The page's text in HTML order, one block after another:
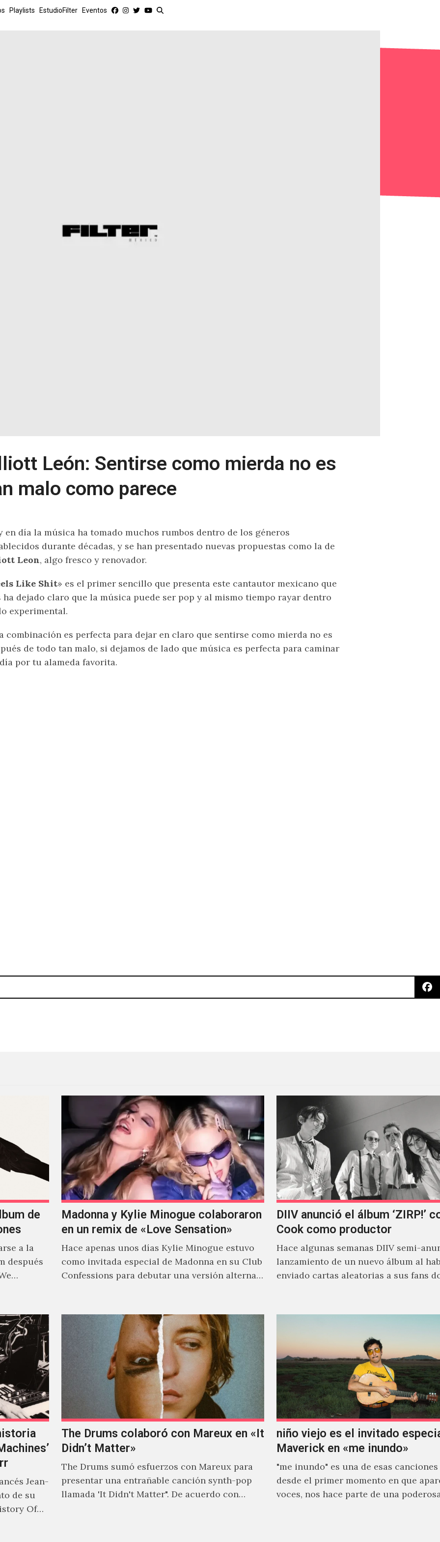
Playlists EstudioFilter Eventos
León: Sentirse como mierda no es
malo como parece
en día la música ha tomado muchos rumbos dentro de los géneros
durante décadas, y se han presentado nuevas propuestas como la de
Leon, algo fresco y renovador.
Like Shit» es el primer sencillo que presenta este cantautor mexicano que
ha dejado claro que la música puede ser pop y al mismo tiempo rayar dentro
experimental.
combinación es perfecta para dejar en claro que sentirse como mierda no es
de todo tan malo, si dejamos de lado que música es perfecta para caminar
por tu alameda favorita.
de
a la
después
Madonna y Kylie Minogue colaboraron
en un remix de «Love Sensation»
Hace apenas unos días Kylie Minogue estuvo
como invitada especial de Madonna en su Club
Confessions para debutar una versión alterna
DIIV anunció el álbum ‘ZIRP!’
Cook como productor
Hace algunas semanas DIIV semi-
lanzamiento de un nuevo álbum al
enviado cartas aleatorias a sus fans
Jean-
de su
Of
The Drums colaboró con Mareux en «It
Didn’t Matter»
The Drums sumó esfuerzos con Mareux para
presentar una entrañable canción synth-pop
llamada 'It Didn't Matter". De acuerdo con
niño viejo es el invitado
Maverick en «me inundo»
"me inundo" es una de esas canciones
desde el primer momento en que
voces, nos hace parte de una